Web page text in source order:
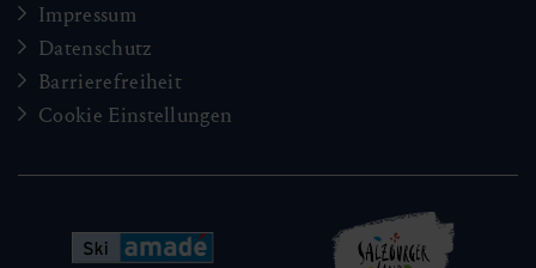
Impressum
Datenschutz
Barrierefreiheit
Cookie Einstellungen